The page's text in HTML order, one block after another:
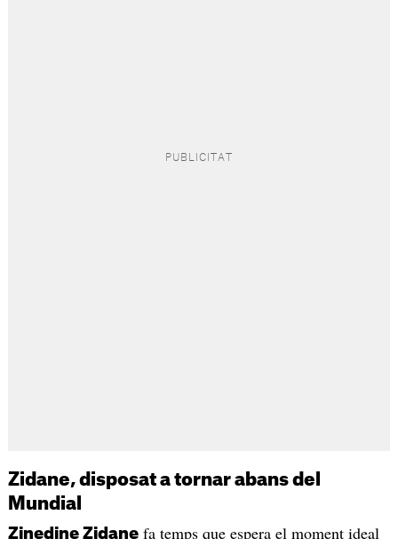
Zidane, disposat a tornar abans del
Mundial
Zinedine Zidanefa temps que espera el moment ideal